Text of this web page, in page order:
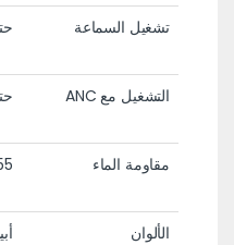
تشغيل السماعة حتى
التشغيل مع ANC حتى
مقاومة الماء
الألوان